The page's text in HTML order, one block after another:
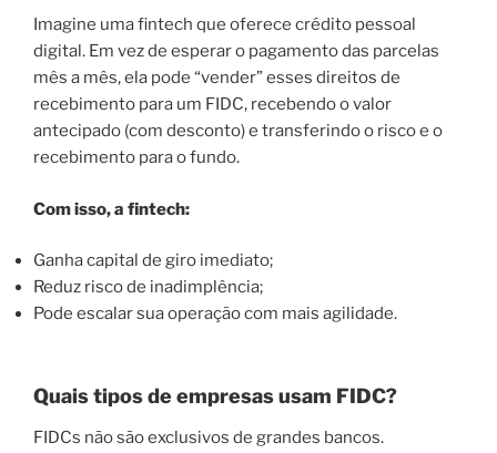
Imagine uma fintech que oferece crédito pessoal
digital. Em vez de esperar o pagamento das parcelas
mês a mês, ela pode “vender” esses direitos de
recebimento para um FIDC, recebendo o valor
antecipado (com desconto) e transferindo o risco e o
recebimento para o fundo.
Com isso, a fintech:
Ganha capital de giro imediato;
Reduz risco de inadimplência;
Pode escalar sua operação com mais agilidade.
Quais tipos de empresas usam FIDC?
FIDCs não são exclusivos de grandes bancos.